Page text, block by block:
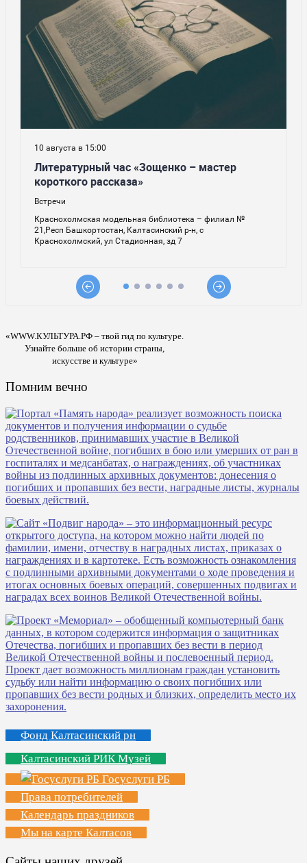
«WWW.КУЛЬТУРА.РФ – твой гид по культуре.
Узнайте больше об истории страны,
искусстве и культуре»
Помним вечно
Фонд Калтасинский рн
Калтасинский РИК Музей
Госуслуги РБ
Права потребителей
Календарь праздников
Мы на карте Калтасов